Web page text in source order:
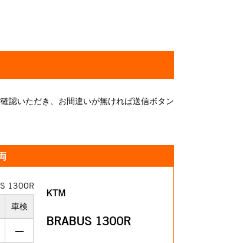
認いただき、お間違いが無ければ送信ボタン
車検
―
KTM
BRABUS 1300R